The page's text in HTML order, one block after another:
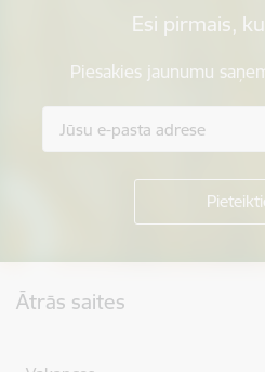
Esi pirmais,
Piesakies jaunumu
Ātrās saites